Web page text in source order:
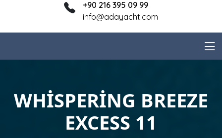
+90 216 395 09 99
info@adayacht.com
WHISPERING BREEZE
EXCESS 11